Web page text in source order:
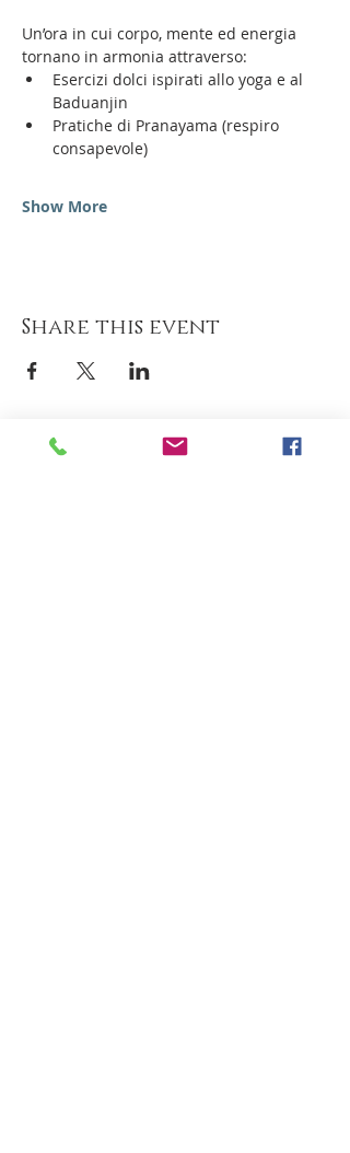
Un’ora in cui corpo, mente ed energia
tornano in armonia attraverso:
Esercizi dolci ispirati allo yoga e al
Baduanjin
Pratiche di Pranayama (respiro
consapevole)
Show More
Share this event